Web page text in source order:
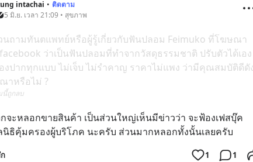
intachai • ติดตาม
5 มิ.ย. เวลา 21:09 • สุขภาพ
นถามทันตแพทย์หรือผู้รู้เกี่ยวกับฟันปลอม Feimuko ที่โฆษณา
ว่าเป็นฟันปลอมที่ทำจากวัสดุธรรมชาติ ปรับตัวได้เอง
งปากทุกแบบ ไม่เจ็บ ไม่รำคาญ ราคาไม่แพง ว่ามีคุณสมบัติดีดั
าหรือไม่ ?
นี้ถูกลบ
จะหลอกขายสินค้า เป็นส่วนใหญ่เห็นมีข่าวว่า จะฟ้องเฟสบุ๊ค
นิธิคุ้มครองผู้บริโภค นะครับ ส่วนมากหลอกทั้งนั้นเลยครับ
1 1